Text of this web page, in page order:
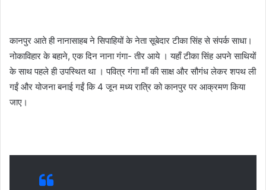
कानपुर आते ही नानासाहब ने सिपाहियों के नेता सूबेदार टीका सिंह से संपर्क साधा।
नोकाविहार के बहाने, एक दिन नाना गंगा- तीर आये । यहाँ टीका सिंह अपने साथियों
के साथ पहले ही उपस्थित था । पवित्र गंगा माँ की साक्ष और सौगंध लेकर शपथ ली
गईं और योजना बनाई गईं कि 4 जून मध्य रात्रि को कानपुर पर आक्रमण किया
जाए।